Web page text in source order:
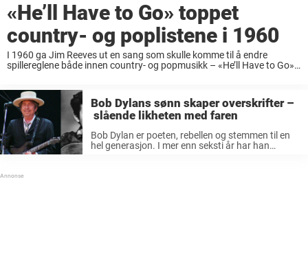
«He’ll Have to Go» toppet
country- og poplistene i 1960
I 1960 ga Jim Reeves ut en sang som skulle komme til å endre
spillereglene både innen country- og popmusikk – «He’ll Have to Go».
Bob Dylans sønn skaper overskrifter –
slående likheten med faren
Bob Dylan er poeten, rebellen og stemmen til en
hel generasjon. I mer enn seksti år har han